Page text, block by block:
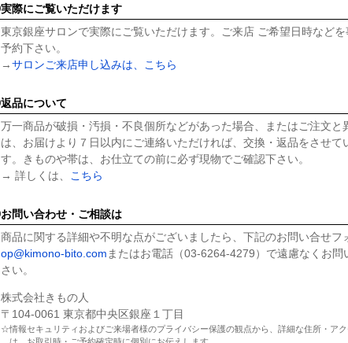
実際にご覧いただけます
東京銀座サロンで実際にご覧いただけます。ご来店 ご希望日時など
予約下さい。
→サロンご来店申し込みは、こちら
返品について
万一商品が破損・汚損・不良個所などがあった場合、またはご注文と
は、お届けより７日以内にご連絡いただければ、交換・返品をさせて
す。きものや帯は、お仕立ての前に必ず現物でご確認下さい。
→ 詳しくは、 こちら
お問い合わせ・ご相談は
商品に関する詳細や不明な点がございましたら、下記のお問い合せフ
op@kimono-bito.comまたはお電話（03-6264-4279）で遠慮なくお問
さい。
株式会社きもの人
〒104-0061 東京都中央区銀座１丁目
情報セキュリティおよびご来場者様のプライバシー保護の観点から、詳細な住所・ア